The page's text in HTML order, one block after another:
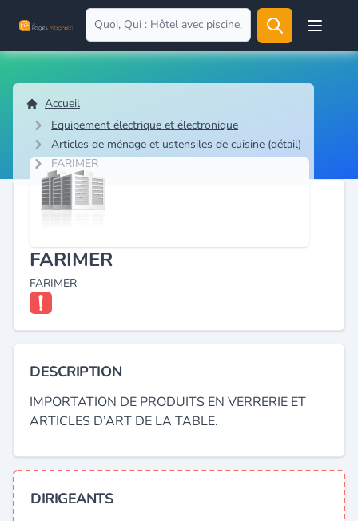
Open
Accueil
Equipement électrique et électronique
Articles de ménage et ustensiles de cuisine (détail)
FARIMER
FARIMER
FARIMER
DESCRIPTION
IMPORTATION DE PRODUITS EN VERRERIE ET
ARTICLES D’ART DE LA TABLE.
DIRIGEANTS